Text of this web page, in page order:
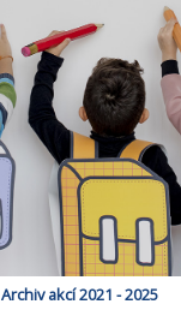
Archiv akcí 2021 - 2025